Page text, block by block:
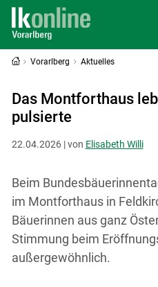
Vorarlberg Aktuelles
Das Montforthaus
pulsierte
22.04.2026 | von Elisabeth Willi
Beim
im Montforthaus in
Bäuerinnen aus ganz
Stimmung beim
außergewöhnlich.